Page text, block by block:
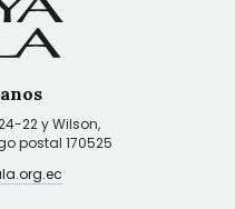
22 y Wilson,
postal 170525